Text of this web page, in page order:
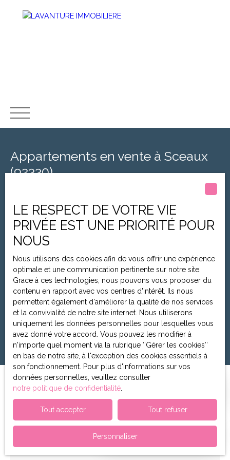
ACCUEIL ESTIMATION VENDRE
Appartements en vente à Sceaux
(92330)
Vente
Appartement
Type de bien
Sceaux (92330)
Budget max (€)
Surface min (m²)
Rechercher
Pertinence
Trier par
LE RESPECT DE VOTRE VIE
PRIVÉE EST UNE PRIORITÉ POUR
NOUS
Nous utilisons des cookies afin de vous offrir une expérience
optimale et une communication pertinente sur notre site.
Grace à ces technologies, nous pouvons vous proposer du
contenu en rapport avec vos centres d'intérêt. Ils nous
permettent également d'améliorer la qualité de nos services
et la convivialité de notre site internet. Nous utiliserons
uniquement les données personnelles pour lesquelles vous
avez donné votre accord. Vous pouvez les modifier à
n'importe quel moment via la rubrique ″Gérer les cookies″
en bas de notre site, à l'exception des cookies essentiels à
son fonctionnement. Pour plus d'informations sur vos
données personnelles, veuillez consulter
notre politique de confidentialité
Tout accepter Tout refuser
PersonnaliserPrendre rendez-vous